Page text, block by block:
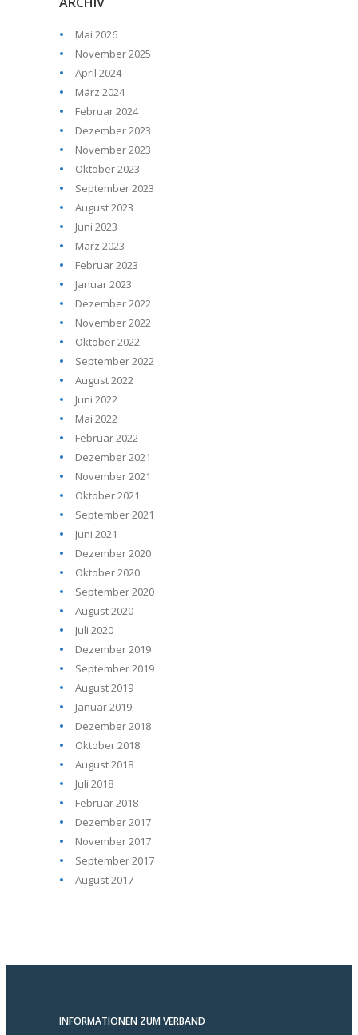
Mai 2026
November 2025
April 2024
März 2024
Februar 2024
Dezember 2023
November 2023
Oktober 2023
September 2023
August 2023
Juni 2023
März 2023
Februar 2023
Januar 2023
Dezember 2022
November 2022
Oktober 2022
September 2022
August 2022
Juni 2022
Mai 2022
Februar 2022
Dezember 2021
November 2021
Oktober 2021
September 2021
Juni 2021
Dezember 2020
Oktober 2020
September 2020
August 2020
Juli 2020
Dezember 2019
September 2019
August 2019
Januar 2019
Dezember 2018
Oktober 2018
August 2018
Juli 2018
Februar 2018
Dezember 2017
November 2017
September 2017
August 2017
INFORMATIONEN ZUM VERBAND